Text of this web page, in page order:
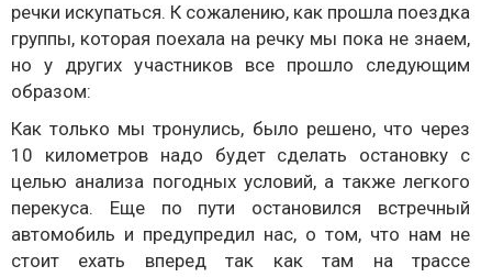
речки искупаться. К сожалению, как прошла поездка
группы, которая поехала на речку мы пока не знаем,
но у других участников все прошло следующим
образом:
Как только мы тронулись, было решено, что через
10 километров надо будет сделать остановку с
целью анализа погодных условий, а также легкого
перекуса. Еще по пути остановился встречный
автомобиль и предупредил нас, о том, что нам не
стоит ехать вперед так как там на трассе